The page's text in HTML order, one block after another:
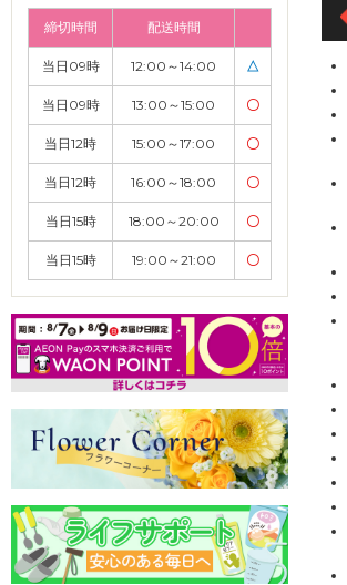
締切時間 配送時間
当日09時 12:00～14:00 △
当日09時 13:00～15:00 〇
当日12時 15:00～17:00 〇
当日12時 16:00～18:00 〇
当日15時 18:00～20:00 〇
当日15時 19:00～21:00 〇